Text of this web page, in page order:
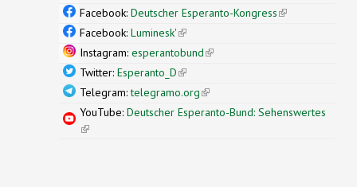
external)
Facebook: Deutscher Esperanto-Kongress(link is
Facebook: Luminesk'(link is external)
Instagram: esperantobund(link is external)
Twitter: Esperanto_D(link is external)
Telegram:telegramo.org(link is external)
YouTube: Deutscher Esperanto-Bund: Sehenswertes
(link is external)